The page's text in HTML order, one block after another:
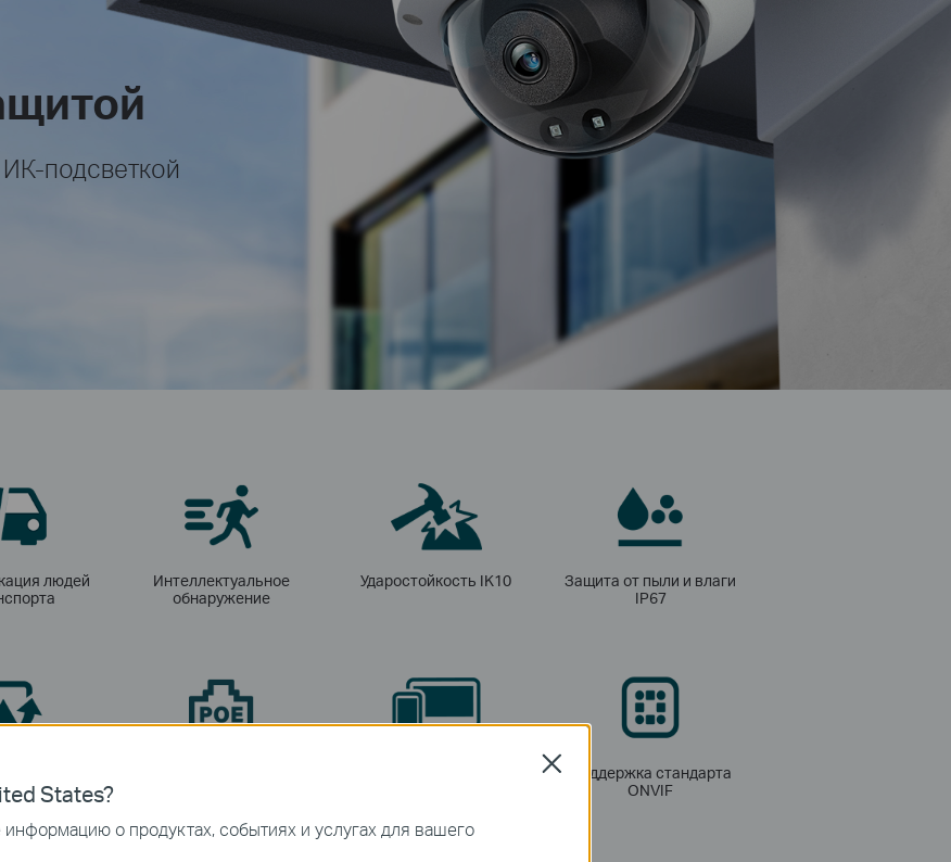
людей
Интеллектуальное
обнаружение
Ударостойкость IK10
Защита от пыли и влаги
IP67
Поддержка стандарта
ONVIF
States?
информацию о продуктах, событиях и услугах для вашего
Close